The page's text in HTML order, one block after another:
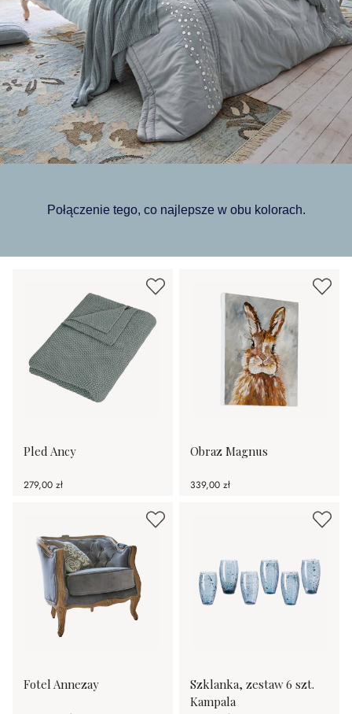
Połączenie tego, co najlepsze w obu kolorach.
Pled Ancy
279,00 zł
Obraz Magnus
339,00 zł
Fotel Annezay
Szklanka, zestaw 6 szt.
Kampala